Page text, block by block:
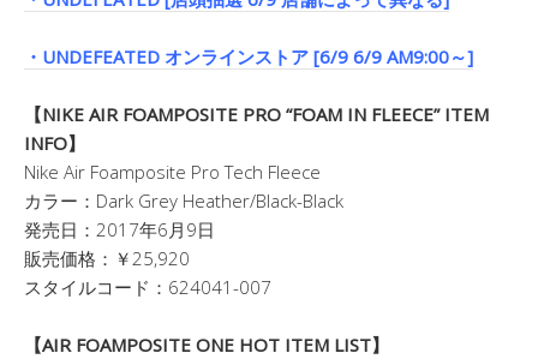
・UNDEFEATED オンラインストア [6/9 6/9 AM9:00～]
【NIKE AIR FOAMPOSITE PRO “FOAM IN FLEECE” ITEM
INFO】
Nike Air Foamposite Pro Tech Fleece
カラー：Dark Grey Heather/Black-Black
発売日：2017年6月9日
販売価格：￥25,920
スタイルコード：624041-007
【AIR FOAMPOSITE ONE HOT ITEM LIST】